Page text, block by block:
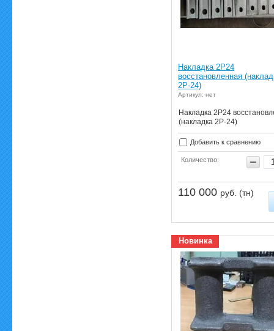
Накладка 2Р24
восстановленная
2Р-24)
Артикул: нет
Накладка 2Р24
(накладка 2Р-24)
Добавить к сравнению
Количество:
110 000 руб. (тн)
Новинка